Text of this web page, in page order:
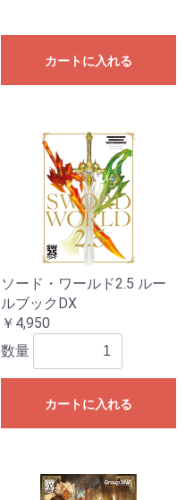
カートに入れる
ソード・ワールド2.5 ルー
ルブックDX
￥4,950
数量
カートに入れる